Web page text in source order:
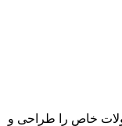
خاص را طراحی و